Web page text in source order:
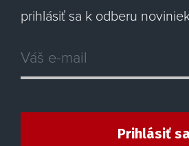
prihlásiť sa k odberu
Prihlásiť sa